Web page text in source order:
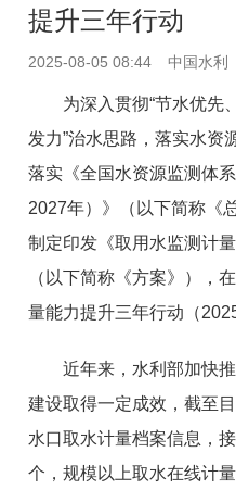
提升三年行动
2025-08-05 08:44 中国水利
为深入贯彻“节水优先
发力”治水思路，落实水资
落实《全国水资源监测体
2027年）》（以下简称《
制定印发《取用水监测计
（以下简称《方案》），
量能力提升三年行动（
近年来，水利部加快
建设取得一定成效，截至
水口取水计量档案信息，
个，规模以上取水在线计